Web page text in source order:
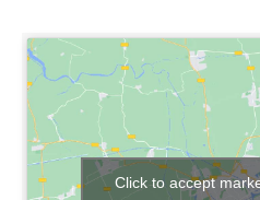
Click to accept